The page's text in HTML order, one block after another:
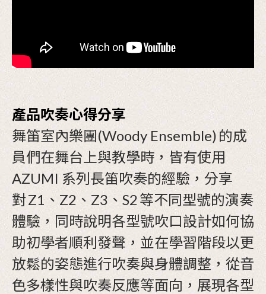
產品吹奏心得分享
舞笛室內樂團(Woody Ensemble) 的成
員們在舞台上與教學時，皆有使用
AZUMI 系列長笛吹奏的經驗，分享
對 Z1、Z2、Z3、S2 等不同型號的演奏
體驗，同時說明各型號吹口設計如何協
助初學者順利發聲，並在學習階段以更
放鬆的姿態進行吹奏與身體調整，從音
色多樣性與吹奏反應等面向，展現各型